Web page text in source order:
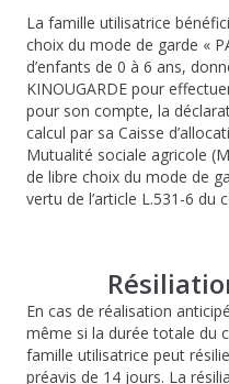
La famille utilisatrice
choix du mode de garde «
d’enfants de 0 à 6 ans,
KINOUGARDE pour
pour son compte, la
calcul par sa Caisse
Mutualité sociale agricole
de libre choix du mode de
vertu de l’article L.531-6 du
En cas de réalisation
même si la durée totale du
famille utilisatrice peut
préavis de 14 jours. La